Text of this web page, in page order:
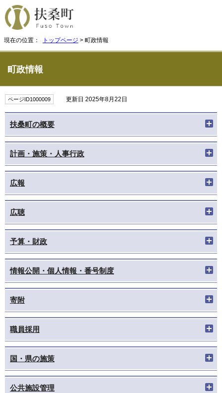
現在の位置： トップページ > 町政情報
町政情報
ページID1000009 更新日 2025年8月22日
扶桑町の概要
計画・施策・人事行政
広報
広聴
予算・財政
情報公開・個人情報・番号制度
寄附
職員採用
国・県の施策
公共施設管理